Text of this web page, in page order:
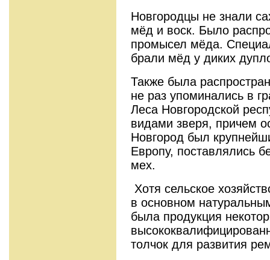
Новгородцы не знали
мёд и воск. Было
промысел мёда.
брали мёд у диких
Также была
не раз упоминались в
Леса Новгородской
видами зверя, причем
Новгород был
Европу, поставлялись
мех.
Хотя сельское
в основном
была продукция
толчок для развития